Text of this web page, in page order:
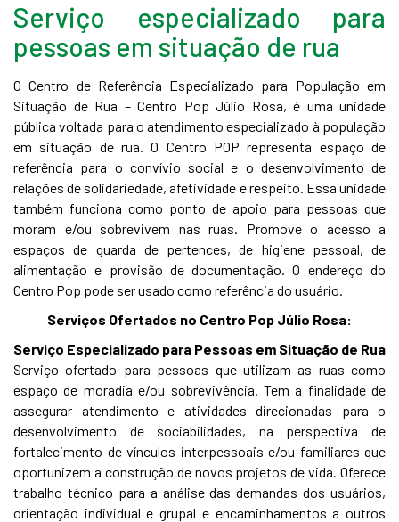
Serviço especializado para
pessoas em situação de rua
O Centro de Referência Especializado para População em
Situação de Rua – Centro Pop Júlio Rosa, é uma unidade
pública voltada para o atendimento especializado à população
em situação de rua. O Centro POP representa espaço de
referência para o convívio social e o desenvolvimento de
relações de solidariedade, afetividade e respeito. Essa unidade
também funciona como ponto de apoio para pessoas que
moram e/ou sobrevivem nas ruas. Promove o acesso a
espaços de guarda de pertences, de higiene pessoal, de
alimentação e provisão de documentação. O endereço do
Centro Pop pode ser usado como referência do usuário.
Serviços Ofertados no Centro Pop Júlio Rosa:
Serviço Especializado para Pessoas em Situação de Rua
Serviço ofertado para pessoas que utilizam as ruas como
espaço de moradia e/ou sobrevivência. Tem a finalidade de
assegurar atendimento e atividades direcionadas para o
desenvolvimento de sociabilidades, na perspectiva de
fortalecimento de vínculos interpessoais e/ou familiares que
oportunizem a construção de novos projetos de vida. Oferece
trabalho técnico para a análise das demandas dos usuários,
orientação individual e grupal e encaminhamentos a outros